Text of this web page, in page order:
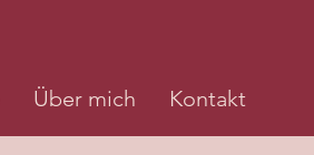
Über mich Kontakt